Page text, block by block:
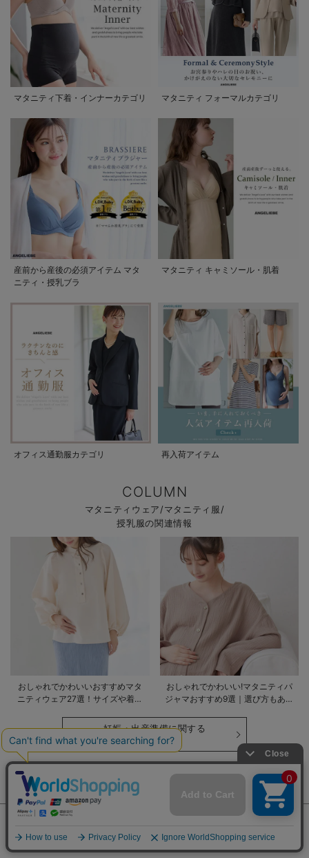
マタニティ下着・インナーカテゴリ マタニティ フォーマルカテゴリ
産前から産後の必須アイテム マタ
ニティ・授乳ブラ
マタニティ キャミソール・肌着
オフィス通勤服カテゴリ 再入荷アイテム
COLUMN
マタニティウェア/マタニティ服/
授乳服の関連情報
おしゃれでかわいいおすすめマタ
ニティウェア27選！サイズや着る
おしゃれでかわいい!マタニティパ
ジャマおすすめ9選｜選び方もあわ
妊娠・出産準備に関する
記事はこちら
CATEGORY